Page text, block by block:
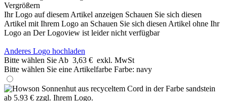
Vergrößern
Ihr Logo auf diesem Artikel anzeigen Schauen Sie sich diesen
Artikel mit Ihrem Logo an Schauen Sie sich diesen Artikel ohne Ihr
Logo an Der Logoview ist leider nicht verfügbar
Anderes Logo hochladen
Bitte wählen Sie Ab 3,63 € exkl. MwSt
Bitte wählen Sie eine Artikelfarbe Farbe: navy